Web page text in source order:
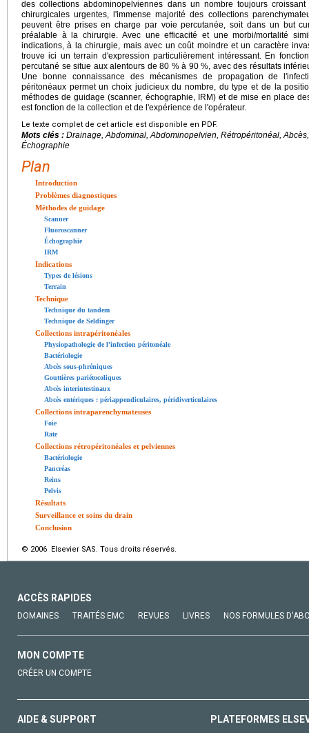
des collections abdominopelviennes dans un nombre toujours
chirurgicales urgentes, l'immense majorité des collections
peuvent être prises en charge par voie percutanée, soit dans un but
préalable à la chirurgie. Avec une efficacité et une morbi/mortalité
indications, à la chirurgie, mais avec un coût moindre et un caractère
trouve ici un terrain d'expression particulièrement intéressant. En
percutané se situe aux alentours de 80 % à 90 %, avec des résultats
Une bonne connaissance des mécanismes de propagation de
péritonéaux permet un choix judicieux du nombre, du type et de la
méthodes de guidage (scanner, échographie, IRM) et de mise en place
est fonction de la collection et de l'expérience de l'opérateur.
Le texte complet de cet article est disponible en PDF.
Mots clés : Drainage, Abdominal, Abdominopelvien, Rétropéritonéal,
Échographie
Plan
Introduction
Problèmes diagnostiques
Méthodes de guidage
Scanner
Fluoroscanner
Échographie
IRM
Indications
Types de lésions
Terrain
Technique
Technique du tandem
Technique de Seldinger
Collections intrapéritonéales
Physiopathologie de l'infection péritonéale
Bactériologie
Abcès sous-phréniques
Gouttières pariétocoliques
Abcès interintestinaux
Abcès entériques : périappendiculaires, péridiverticulaires
Collections intraparenchymateuses
Foie
Rate
Collections rétropéritonéales et pelviennes
Bactériologie
Pancréas
Reins
Pelvis
Résultats
Surveillance et soins du drain
Conclusion
© 2006 Elsevier SAS. Tous droits réservés.
ACCÈS RAPIDES
DOMAINES TRAITÉS EMC REVUES LIVRES NOS FORMULES
MON COMPTE
CRÉER UN COMPTE
AIDE & SUPPORT PLATEFORMES